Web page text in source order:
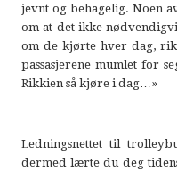
jevnt og behagelig. Noen
om at det ikke
om de kjørte hver dag,
passasjerene mumlet for
Rikkien så kjøre i dag…»
Ledningsnettet til
dermed lærte du deg